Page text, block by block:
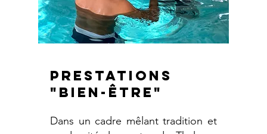
PRESTATIONS
"bien-être"
Dans un cadre mêlant tradition et